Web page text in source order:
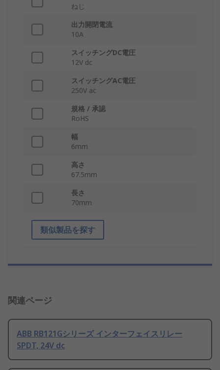
ねじ
出力開閉電流
10A
スイッチングDC電圧
12V dc
スイッチングAC電圧
250V ac
規格 / 承認
RoHS
幅
6mm
高さ
67.5mm
長さ
70mm
類似製品を探す
関連ページ
ABB RB121Gシリーズ インターフェイスリレー
SPDT, 24V dc